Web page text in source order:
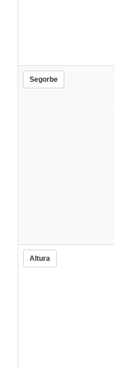
Segorbe
Altura